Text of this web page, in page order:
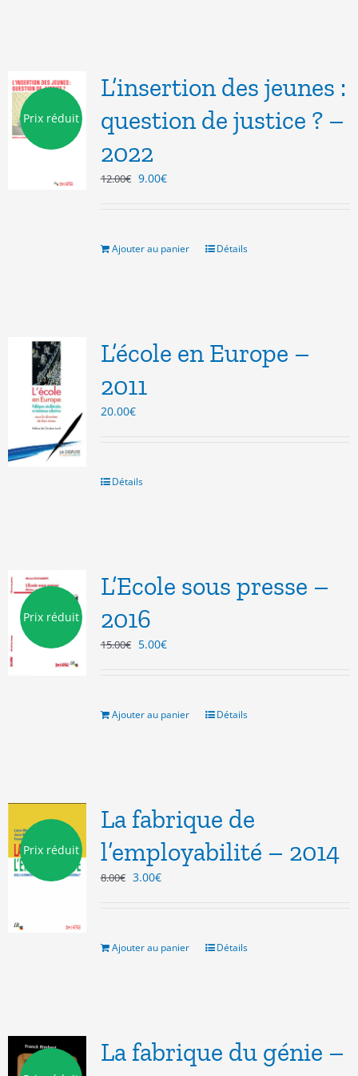
Prix réduit
L’insertion des jeunes :
question de justice ? –
2022
12.00€ Le
12.00€.
9.00€Le
9.00€.
Ajouter au panier Détails
L’école en Europe –
2011
20.00€
Détails
Prix réduit
L’Ecole sous presse –
2016
15.00€ Le
15.00€.
5.00€Le
5.00€.
Ajouter au panier Détails
Prix réduit
La fabrique de
l’employabilité – 2014
8.00€ Le
8.00€.
3.00€Le
3.00€.
Ajouter au panier Détails
La fabrique du génie –